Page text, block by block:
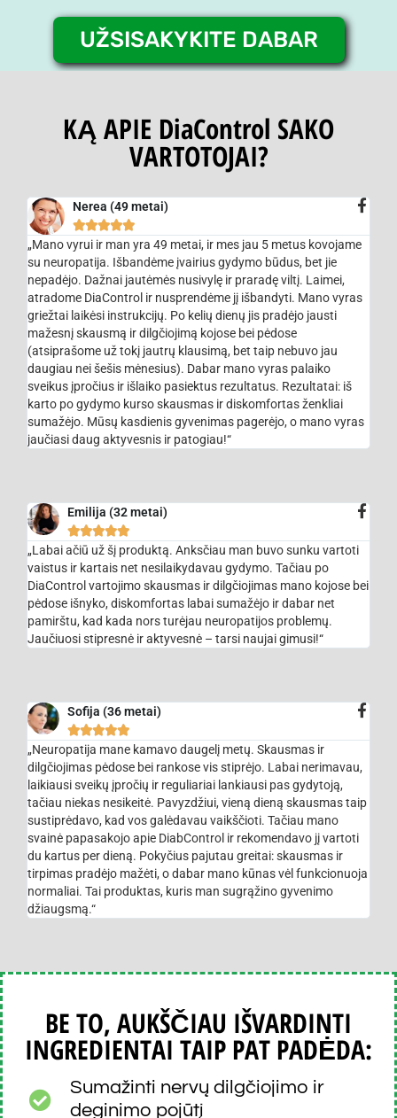
UŽSISAKYKITE DABAR
KĄ APIE DiaControl SAKO
VARTOTOJAI?
Nerea (49 metai)

„Mano vyrui ir man yra 49 metai, ir mes jau 5 metus kovojame
su neuropatija. Išbandėme įvairius gydymo būdus, bet jie
nepadėjo. Dažnai jautėmės nusivylę ir praradę viltį. Laimei,
atradome DiaControl ir nusprendėme jį išbandyti. Mano vyras
griežtai laikėsi instrukcijų. Po kelių dienų jis pradėjo jausti
mažesnį skausmą ir dilgčiojimą kojose bei pėdose
(atsiprašome už tokį jautrų klausimą, bet taip nebuvo jau
daugiau nei šešis mėnesius). Dabar mano vyras palaiko
sveikus įpročius ir išlaiko pasiektus rezultatus. Rezultatai: iš
karto po gydymo kurso skausmas ir diskomfortas ženkliai
sumažėjo. Mūsų kasdienis gyvenimas pagerėjo, o mano vyras
jaučiasi daug aktyvesnis ir patogiau!“
Emilija (32 metai)

„Labai ačiū už šį produktą. Anksčiau man buvo sunku vartoti
vaistus ir kartais net nesilaikydavau gydymo. Tačiau po
DiaControl vartojimo skausmas ir dilgčiojimas mano kojose bei
pėdose išnyko, diskomfortas labai sumažėjo ir dabar net
pamirštu, kad kada nors turėjau neuropatijos problemų.
Jaučiuosi stipresnė ir aktyvesnė – tarsi naujai gimusi!“
Sofija (36 metai)

„Neuropatija mane kamavo daugelį metų. Skausmas ir
dilgčiojimas pėdose bei rankose vis stiprėjo. Labai nerimavau,
laikiausi sveikų įpročių ir reguliariai lankiausi pas gydytoją,
tačiau niekas nesikeitė. Pavyzdžiui, vieną dieną skausmas taip
sustiprėdavo, kad vos galėdavau vaikščioti. Tačiau mano
svainė papasakojo apie DiabControl ir rekomendavo jį vartoti
du kartus per dieną. Pokyčius pajutau greitai: skausmas ir
tirpimas pradėjo mažėti, o dabar mano kūnas vėl funkcionuoja
normaliai. Tai produktas, kuris man sugrąžino gyvenimo
džiaugsmą.“
BE TO, AUKŠČIAU IŠVARDINTI
INGREDIENTAI TAIP PAT PADĖDA:
Sumažinti nervų dilgčiojimo ir
deginimo pojūtį